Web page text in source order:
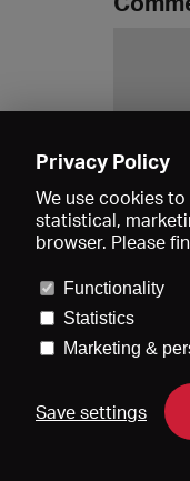
Privacy Policy
We use cookies
statistical,
browser. Please
Functionality
Statistics
Marketing &
Save settings